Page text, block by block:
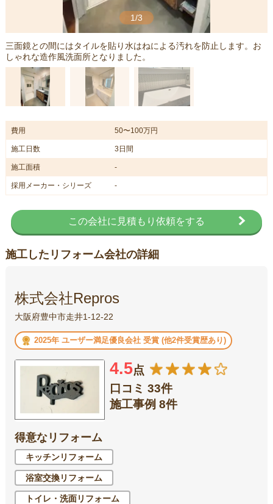
1/3
三面鏡との間にはタイルを貼り水はねによる汚れを防止します。お
しゃれな造作風洗面所となりました。
費用 50〜100万円
施工日数 3日間
施工面積 -
採用メーカー・シリーズ -
この会社に見積もり依頼をする
施工したリフォーム会社の詳細
株式会社Repros
大阪府豊中市走井1-12-22
2025年 ユーザー満足優良会社 受賞 (他2件受賞歴あり)
4.5点
口コミ 33件
施工事例 8件
得意なリフォーム
キッチンリフォーム
浴室交換リフォーム
トイレ・洗面リフォーム